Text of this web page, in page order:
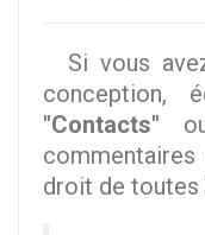
Si vous
conception,
"Contacts"
droit de toutes